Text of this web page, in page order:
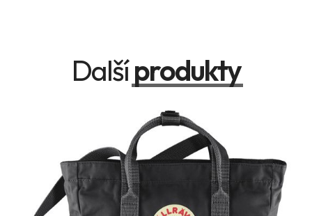
Dalšíprodukty